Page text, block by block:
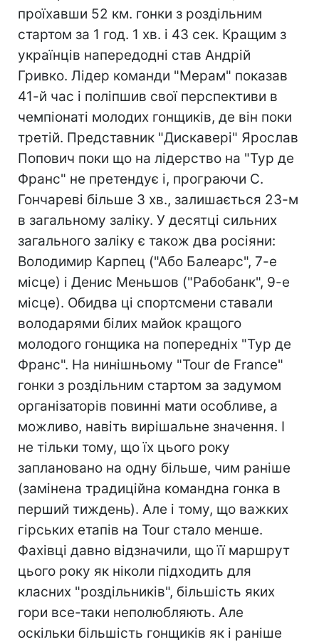
проїхавши 52 км. гонки з роздільним
стартом за 1 год. 1 хв. і 43 сек. Кращим з
українців напередодні став Андрій
Гривко. Лідер команди "Мерам" показав
41-й час і поліпшив свої перспективи в
чемпіонаті молодих гонщиків, де він поки
третій. Представник "Дискавері" Ярослав
Попович поки що на лідерство на "Тур де
Франс" не претендує і, програючи C.
Гончареві більше 3 хв., залишається 23-м
в загальному заліку. У десятці сильних
загального заліку є також два росіяни:
Володимир Карпец ("Або Балеарс", 7-е
місце) і Денис Меньшов ("Рабобанк", 9-е
місце). Обидва ці спортсмени ставали
володарями білих майок кращого
молодого гонщика на попередніх "Тур де
Франс". На нинішньому "Tour de France"
гонки з роздільним стартом за задумом
організаторів повинні мати особливе, а
можливо, навіть вирішальне значення. І
не тільки тому, що їх цього року
заплановано на одну більше, чим раніше
(замінена традиційна командна гонка в
перший тиждень). Але і тому, що важких
гірських етапів на Tour стало менше.
Фахівці давно відзначили, що її маршрут
цього року як ніколи підходить для
класних "роздільників", більшість яких
гори все-таки неполюбляють. Але
оскільки більшість гонщиків як і раніше